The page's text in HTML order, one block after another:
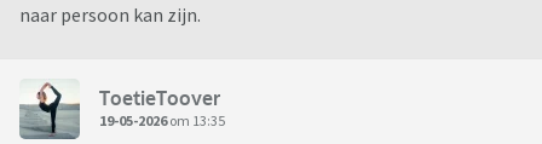
naar persoon kan zijn.
ToetieToover
19-05-2026om 13:35